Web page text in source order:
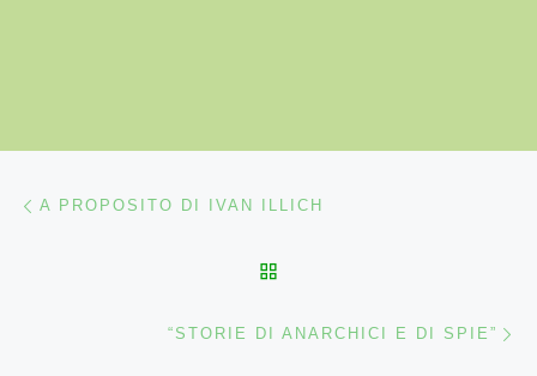
Navigazione articoli
A PROPOSITO DI IVAN ILLICH
“STORIE DI ANARCHICI E DI SPIE”